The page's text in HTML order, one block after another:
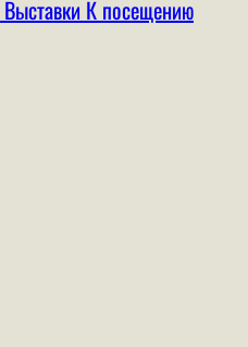
Выставки К посещению